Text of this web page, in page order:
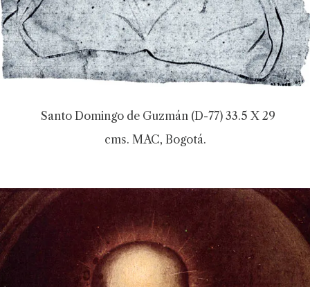
Santo Domingo de Guzmán (D-77) 33.5 X 29
cms. MAC, Bogotá.